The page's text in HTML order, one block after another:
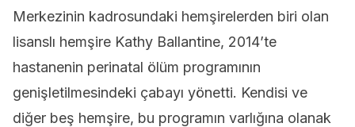
Merkezinin kadrosundaki hemşirelerden biri olan
lisanslı hemşire Kathy Ballantine, 2014’te
hastanenin perinatal ölüm programının
genişletilmesindeki çabayı yönetti. Kendisi ve
diğer beş hemşire, bu programın varlığına olanak